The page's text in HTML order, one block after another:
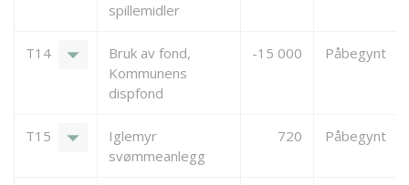
spillemidler
T14 arrow_drop_down
Bruk av fond,
Kommunens
dispfond
-15 000 Påbegynt
T15 arrow_drop_down
Iglemyr
svømmeanlegg
720 Påbegynt